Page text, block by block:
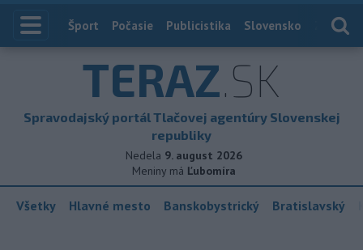
Index
Šport Počasie Publicistika Slovensko
TERAZ.SK
Spravodajský portál Tlačovej agentúry Slovenskej
republiky
Nedela 9. august 2026
Meniny má Ľubomíra
Všetky Hlavné mesto Banskobystrický Bratislavský